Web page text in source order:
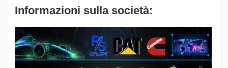
Informazioni sulla società: